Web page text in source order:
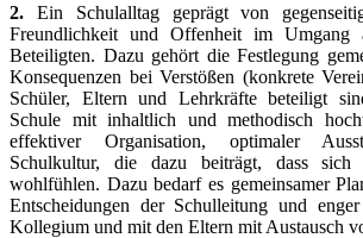
2. Ein Schulalltag geprägt von
Freundlichkeit und Offenheit im Umgang
Beteiligten. Dazu gehört die Festlegung
Konsequenzen bei Verstößen (konkrete
Schüler, Eltern und Lehrkräfte beteiligt
Schule mit inhaltlich und methodisch
effektiver Organisation, optimaler
Schulkultur, die dazu beiträgt, dass
wohlfühlen. Dazu bedarf es gemeinsamer
Entscheidungen der Schulleitung und
Kollegium und mit den Eltern mit Austausch